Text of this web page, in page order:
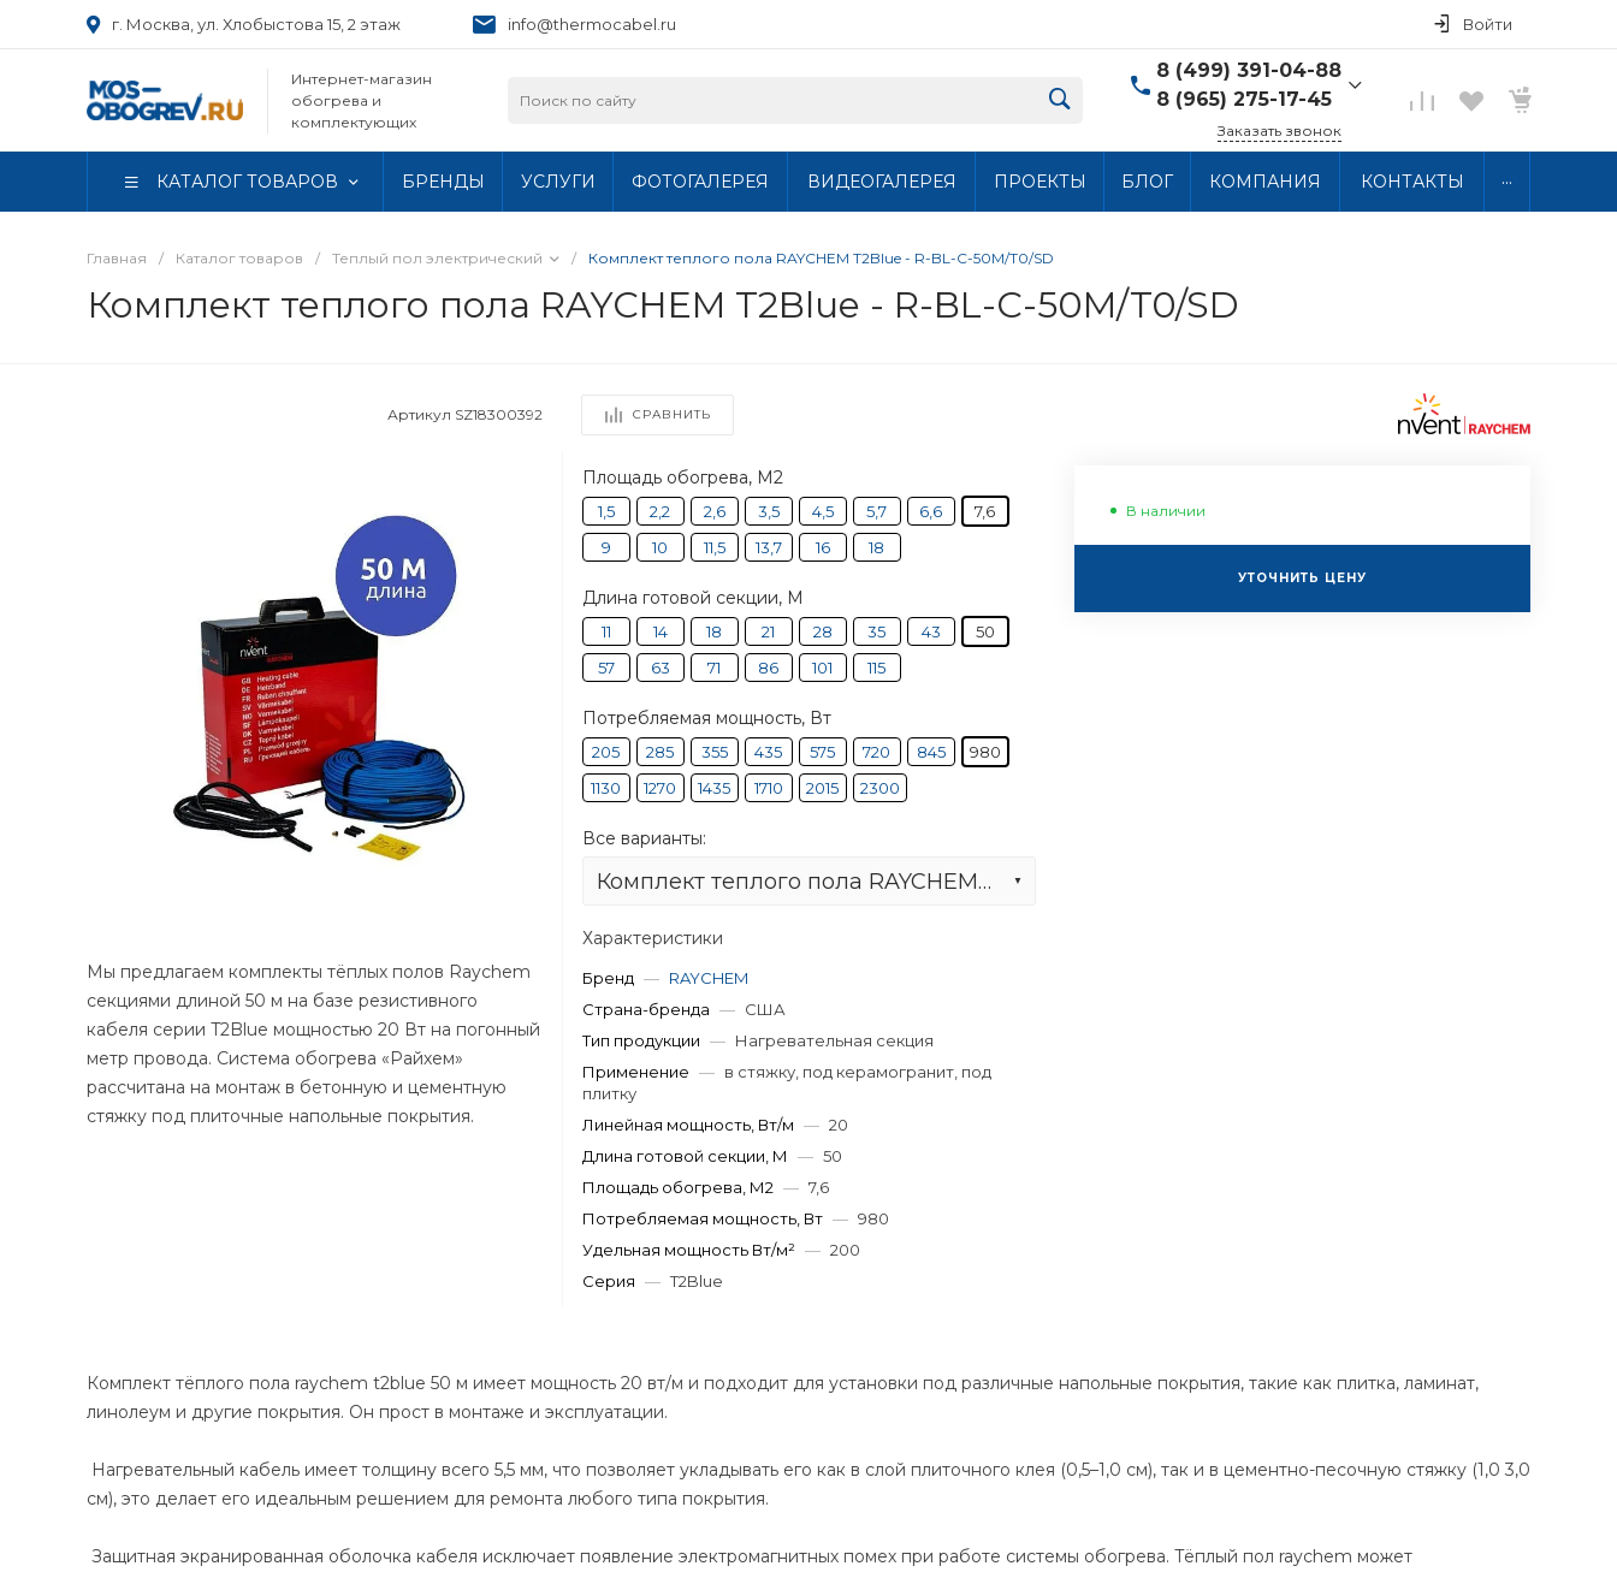
г. Москва, ул. Хлобыстова 15, 2 этаж info@thermocabel.ru Войти
Интернет-магазин
обогрева и
комплектующих
8 (499) 391-04-88
8 (965) 275-17-45
8 (499) 391-04-88
Хлобыстова 15, 2 этаж
info@thermocabel.ru
Заказать звонок
КАТАЛОГ ТОВАРОВ БРЕНДЫ УСЛУГИ ФОТОГАЛЕРЕЯ ВИДЕОГАЛЕРЕЯ ПРОЕКТЫ БЛОГ КОМПАНИЯ КОНТАКТЫ ...
Главная / Каталог товаров / Теплый пол электрический / Комплект теплого пола RAYCHEM T2Blue - R-BL-C-50M/T0/SD
Комплект теплого пола RAYCHEM T2Blue - R-BL-C-50M/T0/SD
Артикул SZ18300392 СРАВНИТЬ
Мы предлагаем комплекты тёплых полов Raychem
секциями длиной 50 м на базе резистивного
кабеля серии T2Blue мощностью 20 Вт на погонный
метр провода. Система обогрева «Райхем»
рассчитана на монтаж в бетонную и цементную
стяжку под плиточные напольные покрытия.
Площадь обогрева, М2
1,5 2,2 2,6 3,5 4,5 5,7 6,6
7,6
9
10 11,5 13,7 16 18
Длина готовой секции, М
11 14 18 21 28 35 43
50
57
63 71 86 101 115
Потребляемая мощность, Вт
205 285 355 435 575 720 845
980
1130
1270 1435 1710 2015 2300
Все варианты:
Комплект теплого пола RAYCHEM T2Blue - R-BL-C-50M/T0/SD
Характеристики
Бренд — RAYCHEM
Страна-бренда — США
Тип продукции — Нагревательная секция
Применение — в стяжку, под керамогранит, под
плитку
Линейная мощность, Вт/м — 20
Длина готовой секции, М
— 50
Площадь обогрева, М2 — 7,6
Потребляемая мощность, Вт — 980
Удельная мощность Вт/м² — 200
Серия — T2Blue
В наличии
УТОЧНИТЬ ЦЕНУ
Комплект тёплого пола raychem t2blue 50 м имеет мощность 20 вт/м и подходит для установки под различные напольные покрытия, такие как плитка, ламинат,
линолеум и другие покрытия. Он прост в монтаже и эксплуатации.
Нагревательный кабель имеет толщину всего 5,5 мм, что позволяет укладывать его как в слой плиточного клея (0,5–1,0 см), так и в цементно-песочную стяжку (1,0 3,0
см), это делает его идеальным решением для ремонта любого типа покрытия.
Защитная экранированная оболочка кабеля исключает появление электромагнитных помех при работе системы обогрева. Тёплый пол raychem может